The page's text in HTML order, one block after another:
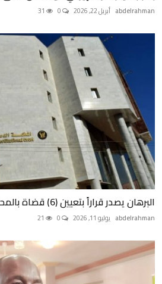
abdelrahman أبريل 22, 2026
البرهان يصدر قراراً بتعيين (6) قضاة بالمحكمة الدستورية
abdelrahman يوليو 11, 2026